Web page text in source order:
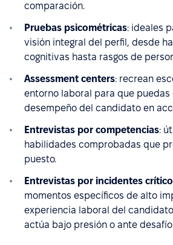
comparación.
Pruebas psicométricas: ideales
visión integral del perfil, desde
cognitivas hasta rasgos de
Assessment centers: recrean
entorno laboral para que puedas
desempeño del candidato en
Entrevistas por competencias:
habilidades comprobadas que
puesto.
Entrevistas por incidentes
momentos específicos de alto
experiencia laboral del
actúa bajo presión o ante